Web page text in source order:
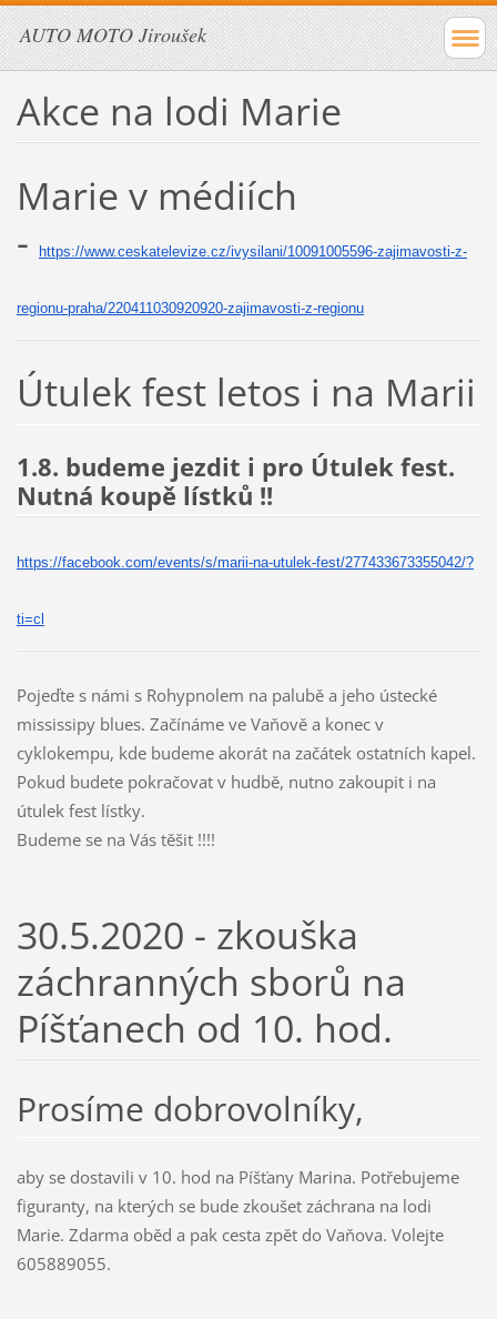
AUTO MOTO Jiroušek
Akce na lodi Marie
Marie v médiích
-
https://www.ceskatelevize.cz/ivysilani/10091005596-zajimavosti-z-
regionu-praha/220411030920920-zajimavosti-z-regionu
Útulek fest letos i na Marii
1.8. budeme jezdit i pro Útulek fest.
Nutná koupě lístků !!
https://facebook.com/events/s/marii-na-utulek-fest/277433673355042/?
ti=cl
Pojeďte s námi s Rohypnolem na palubě a jeho ústecké
mississipy blues. Začínáme ve Vaňově a konec v
cyklokempu, kde budeme akorát na začátek ostatních kapel.
Pokud budete pokračovat v hudbě, nutno zakoupit i na
útulek fest lístky.
Budeme se na Vás těšit !!!!
30.5.2020 - zkouška
záchranných sborů na
Píšťanech od 10. hod.
Prosíme dobrovolníky,
aby se dostavili v 10. hod na Píšťany Marina. Potřebujeme
figuranty, na kterých se bude zkoušet záchrana na lodi
Marie. Zdarma oběd a pak cesta zpět do Vaňova. Volejte
605889055.